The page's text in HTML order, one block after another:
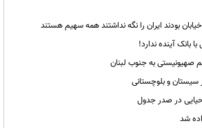
بودند ایران را نگه نداشتند همه سهیم هستند
بانک آینده ندارد!
به جنوب لبنان
و بلوچستانی
در صدر جدول
شد